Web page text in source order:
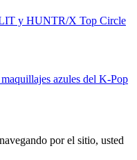
y HUNTR/X Top Circle
azules del K-Pop
por el sitio, usted